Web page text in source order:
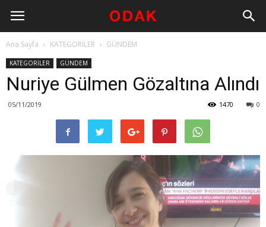
Ana Sayfa KATEGORİLER GÜNDEM
KATEGORİLER GÜNDEM
Nuriye Gülmen Gözaltına Alındı
05/11/2019 0
1470